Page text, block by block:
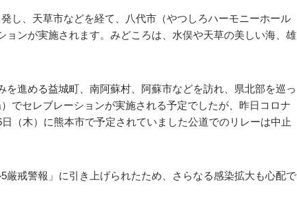
し、天草市などを経て、八代市（やつしろハーモニーホール
ョンが実施されます。みどころは、水俣や天草の美しい海、雄
を進める益城町、南阿蘇村、阿蘇市などを訪れ、県北部を巡っ
）でセレブレーションが実施される予定でしたが、昨日コロナ
（木）に熊本市で予定されていました公道でのリレーは中止
厳戒警報」に引き上げられたため、さらなる感染拡大も心配で